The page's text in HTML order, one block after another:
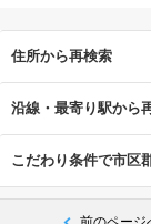
住所から再検索
沿線・最寄り駅から
こだわり条件で市区